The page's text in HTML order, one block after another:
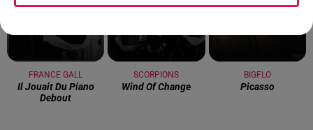
FRANCE GALL
Il Jouait Du Piano
Debout
SCORPIONS
Wind Of Change
BIGFLO
Picasso